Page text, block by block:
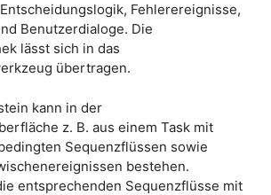
Fehlerereignisse,
Benutzerdialoge. Die
lässt sich in das
übertragen.
kann in der
z. B. aus einem Task mit
Sequenzflüssen sowie
bestehen.
entsprechenden Sequenzflüsse mit